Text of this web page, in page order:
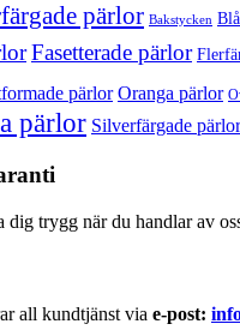
pärlor Bakstycken
Fasetterade pärlor
pärlor Oranga pärlor
pärlor Silverfärgade pärlor
trygg när du handlar av
all kundtjänst via e-post: